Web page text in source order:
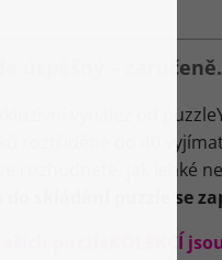
úspěšný – zaručeně.
vynález od
roztříděné do 40
se rozhodnete, jak lehké
a do skládání puzzle se
puzzleKOLEKCÍ